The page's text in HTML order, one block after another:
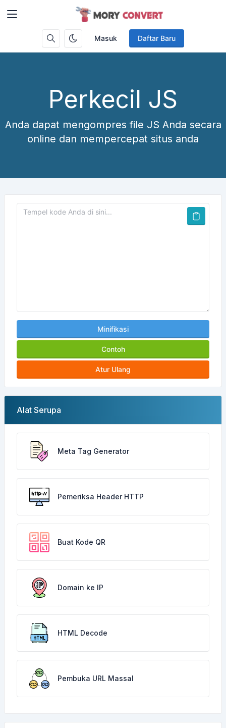
Masuk Daftar Baru
Perkecil JS
Anda dapat mengompres file JS Anda secara
online dan mempercepat situs anda
Minifikasi
Contoh
Atur Ulang
Alat Serupa
Meta Tag Generator
Pemeriksa Header HTTP
Buat Kode QR
Domain ke IP
HTML Decode
Pembuka URL Massal